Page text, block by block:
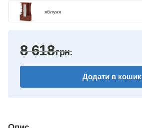
яблуня
горіх
венге комбіноване
8 618
Додати в кошик